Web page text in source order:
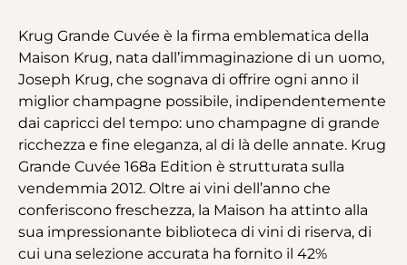
Krug Grande Cuvée è la firma emblematica della
Maison Krug, nata dall’immaginazione di un uomo,
Joseph Krug, che sognava di offrire ogni anno il
miglior champagne possibile, indipendentemente
dai capricci del tempo: uno champagne di grande
ricchezza e fine eleganza, al di là delle annate. Krug
Grande Cuvée 168a Edition è strutturata sulla
vendemmia 2012. Oltre ai vini dell’anno che
conferiscono freschezza, la Maison ha attinto alla
sua impressionante biblioteca di vini di riserva, di
cui una selezione accurata ha fornito il 42%